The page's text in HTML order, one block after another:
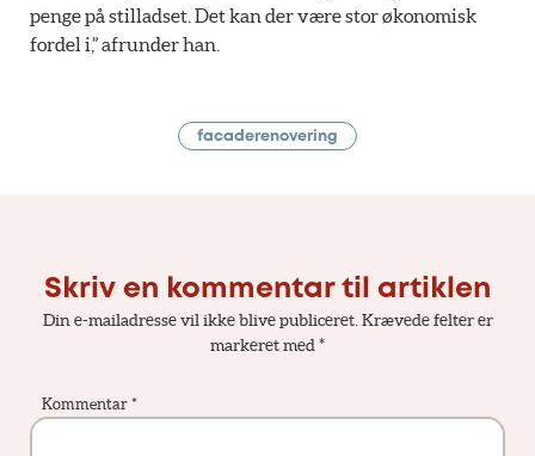
penge på stilladset. Det kan der være stor økonomisk
fordel i,” afrunder han.
facaderenovering
Skriv en kommentar til artiklen
Din e-mailadresse vil ikke blive publiceret. Krævede felter er
markeret med *
Kommentar *